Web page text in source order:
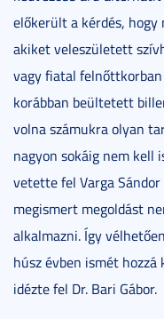
előkerült a kérdés,
akiket veleszületett
vagy fiatal
korábban beültetett
volna számukra olyan
nagyon sokáig nem kell
vetette fel Varga
megismert megoldást
alkalmazni. Így
húsz évben ismét
idézte fel Dr. Bari Gábor.